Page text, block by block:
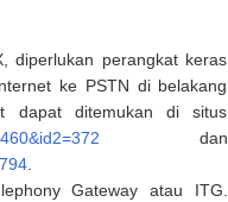
diperlukan perangkat keras
ke PSTN di belakang
dapat ditemukan di situs
dan
.
Gateway atau ITG.